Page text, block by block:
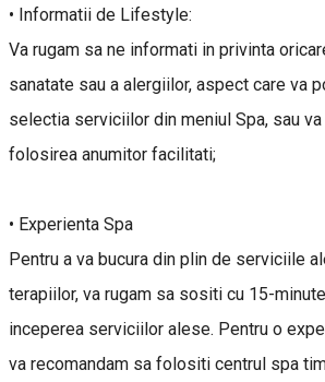
• Informatii de Lifestyle:
Va rugam sa ne informati in privinta
sanatate sau a alergiilor, aspect care va
selectia serviciilor din meniul Spa, sau
folosirea anumitor facilitati;
• Experienta Spa
Pentru a va bucura din plin de serviciile
terapiilor, va rugam sa sositi cu 15-
inceperea serviciilor alese. Pentru o
va recomandam sa folositi centrul spa